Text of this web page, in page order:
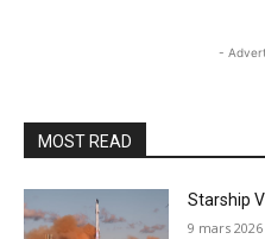
-
MOST READ
Starship
9 mars 2026